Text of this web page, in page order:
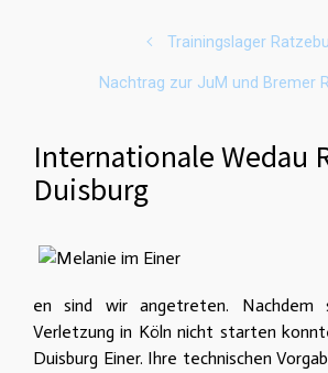
Trainingslager
Nachtrag zur JuM und Bremer
Internationale Wedau
Duisburg
en sind wir angetreten. Nachdem
Verletzung in Köln nicht starten
Duisburg Einer. Ihre technischen